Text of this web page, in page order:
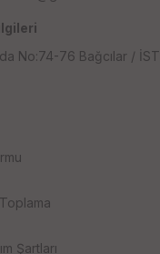
No:74-76 Bağcılar / İST
Şartları